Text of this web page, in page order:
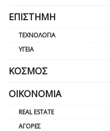
ΕΠΙΣΤΉΜΗ
ΤΕΧΝΟΛΟΓΊΑ
ΥΓΕΊΑ
ΚΌΣΜΟΣ
ΟΙΚΟΝΟΜΊΑ
REAL ESTATE
ΑΓΟΡΈΣ